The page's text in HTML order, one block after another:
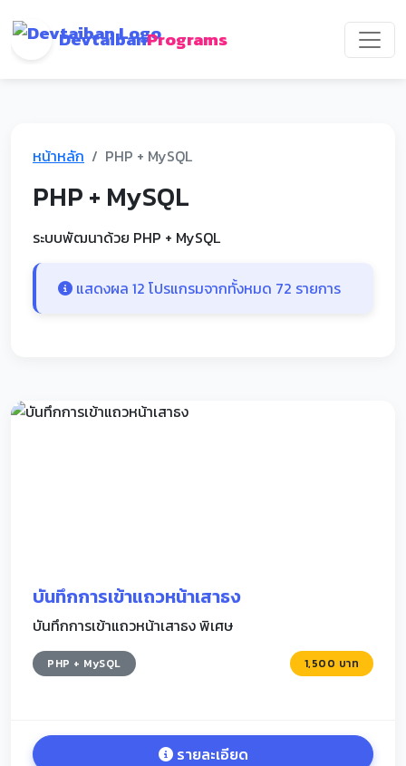
DevtaibanPrograms
หน้าหลัก PHP + MySQL
PHP + MySQL
ระบบพัฒนาด้วย PHP + MySQL
แสดงผล 12 โปรแกรมจากทั้งหมด 72 รายการ
บันทึกการเข้าแถวหน้าเสาธง
บันทึกการเข้าแถวหน้าเสาธง พิเศษ
PHP + MySQL 1,500 บาท
รายละเอียด